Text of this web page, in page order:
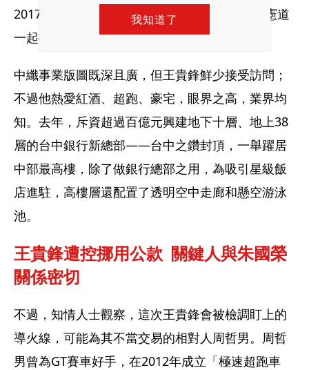
我知道了
2017年還曾協助泰山公司派，與龍邦、元大邱憲道
一起抵抗保力達大軍壓境。
中纖事業版圖既深且廣，但王貴鋒鮮少接受訪問；
不過他熱愛紅酒、超跑、豪宅，眼界之高，業界均
知。去年，斥資超過百億元興建地下十層、地上38
層的台中銀行新總部——台中之鑽封頂，一舉躍居
中部最高樓，除了做銀行總部之用，為吸引星級飯
店進駐，高樓層還配置了透明空中走廊和懸空游泳
池。
王貴鋒遭控挪用公款  關鍵人與朱國榮
關係密切
不過，知情人士觀察，這次王貴鋒會被檢調盯上的
導火線，可能為其不當交易的相對人周哲男。周哲
男曾為GT賽車好手，在2012年成立「極速超跑車